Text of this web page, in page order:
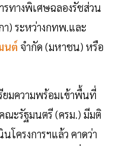
รทางพิเศษฉลองรัชส่วน
) ระหว่างกทพ.และ
นต์ จำกัด (มหาชน) หรือ
ยมความพร้อมเข้าพื้นที่
ณะรัฐมนตรี (ครม.) มีมติ
โครงการฯแล้ว คาดว่า